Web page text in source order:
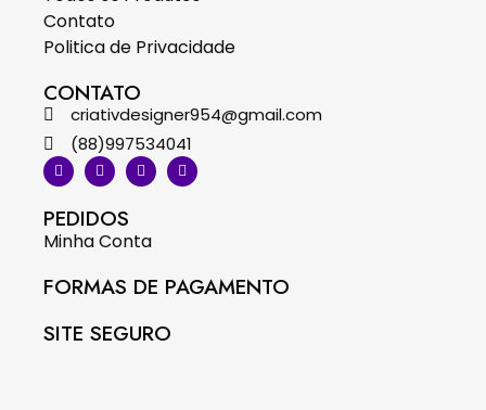
Contato
Politica de Privacidade
CONTATO
criativdesigner954@gmail.com
(88)997534041
PEDIDOS
Minha Conta
FORMAS DE PAGAMENTO
SITE SEGURO